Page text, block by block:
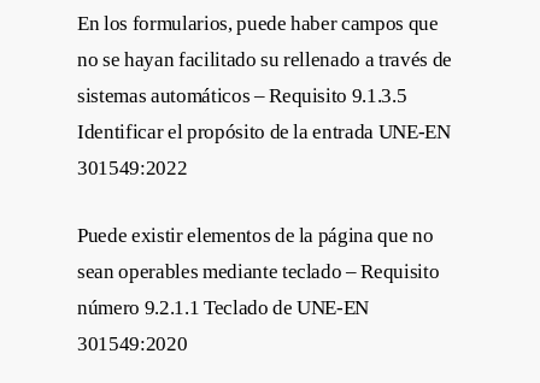
En los formularios, puede haber campos que
no se hayan facilitado su rellenado a través de
sistemas automáticos – Requisito 9.1.3.5
Identificar el propósito de la entrada UNE-EN
301549:2022
Puede existir elementos de la página que no
sean operables mediante teclado – Requisito
número 9.2.1.1 Teclado de UNE-EN
301549:2020